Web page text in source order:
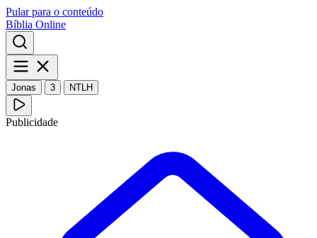
Pular para o conteúdo
Bíblia Online
Jonas 3 NTLH
Publicidade